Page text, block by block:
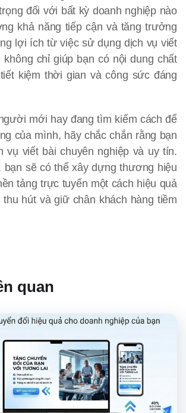
đối với bất kỳ doanh nghiệp nào
khả năng tiếp cận và tăng trưởng
lợi ích từ việc sử dụng dịch vụ viết
không chỉ giúp bạn có nội dung chất
kiệm thời gian và công sức đáng
mới hay đang tìm kiếm cách để
của mình, hãy chắc chắn rằng bạn
vụ viết bài chuyên nghiệp và uy tín.
bạn sẽ có thể xây dựng thương hiệu
tảng trực tuyến một cách hiệu quả
hút và giữ chân khách hàng tiềm
quan